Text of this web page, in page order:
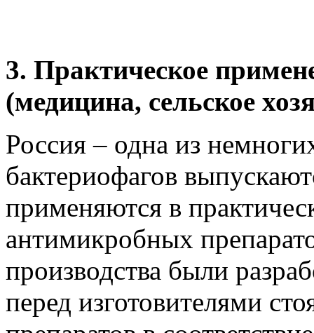
3. Практическое
(медицина, сельское
Россия – одна из
бактериофагов
применяются в
антимикробных
производства были
перед изготовителями